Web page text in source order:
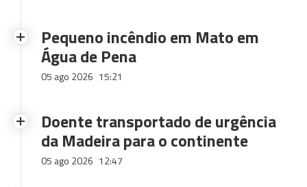
Pequeno incêndio em Mato em
Água de Pena
05 ago 2026 15:21
Doente transportado de urgência
da Madeira para o continente
05 ago 2026 12:47